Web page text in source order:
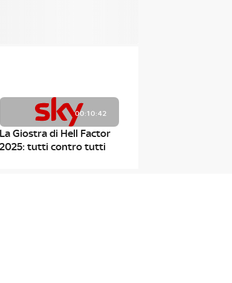
00:10:42
La Giostra di Hell Factor
2025: tutti contro tutti